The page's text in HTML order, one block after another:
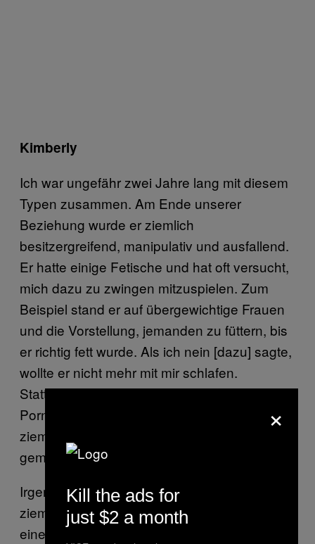
Kimberly
Ich war ungefähr zwei Jahre lang mit diesem
Typen zusammen. Am Ende unserer
Beziehung wurde er ziemlich
besitzergreifend, manipulativ und ausfallend.
Er hatte einige Fetische und hat oft versucht,
mich dazu zu zwingen mitzuspielen. Zum
Beispiel stand er auf übergewichtige Frauen
und die Vorstellung, jemanden zu füttern, bis
er richtig fett wurde. Als ich nein [dazu] sagte,
wollte er nicht mehr mit mir schlafen.
Stattdessen sah er sich in meiner Gegenwart
Pornos an und masturbierte. Das war
ziemlich krank und hat mich wirklich fertig
gemacht.
Irgendwann war ich auf einer Party. Ich war
ziemlich zerstört und auf Speed. Ich habe
einem meiner Kumpels alles erzählt—er war
×
Kill the ads for
just $2 a month